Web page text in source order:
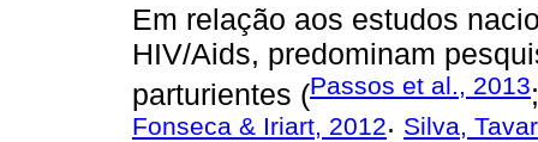
Em relação aos estudos
HIV/Aids, predominam
parturientes (Passos et al., 2013
Fonseca & Iriart, 2012; Silva,